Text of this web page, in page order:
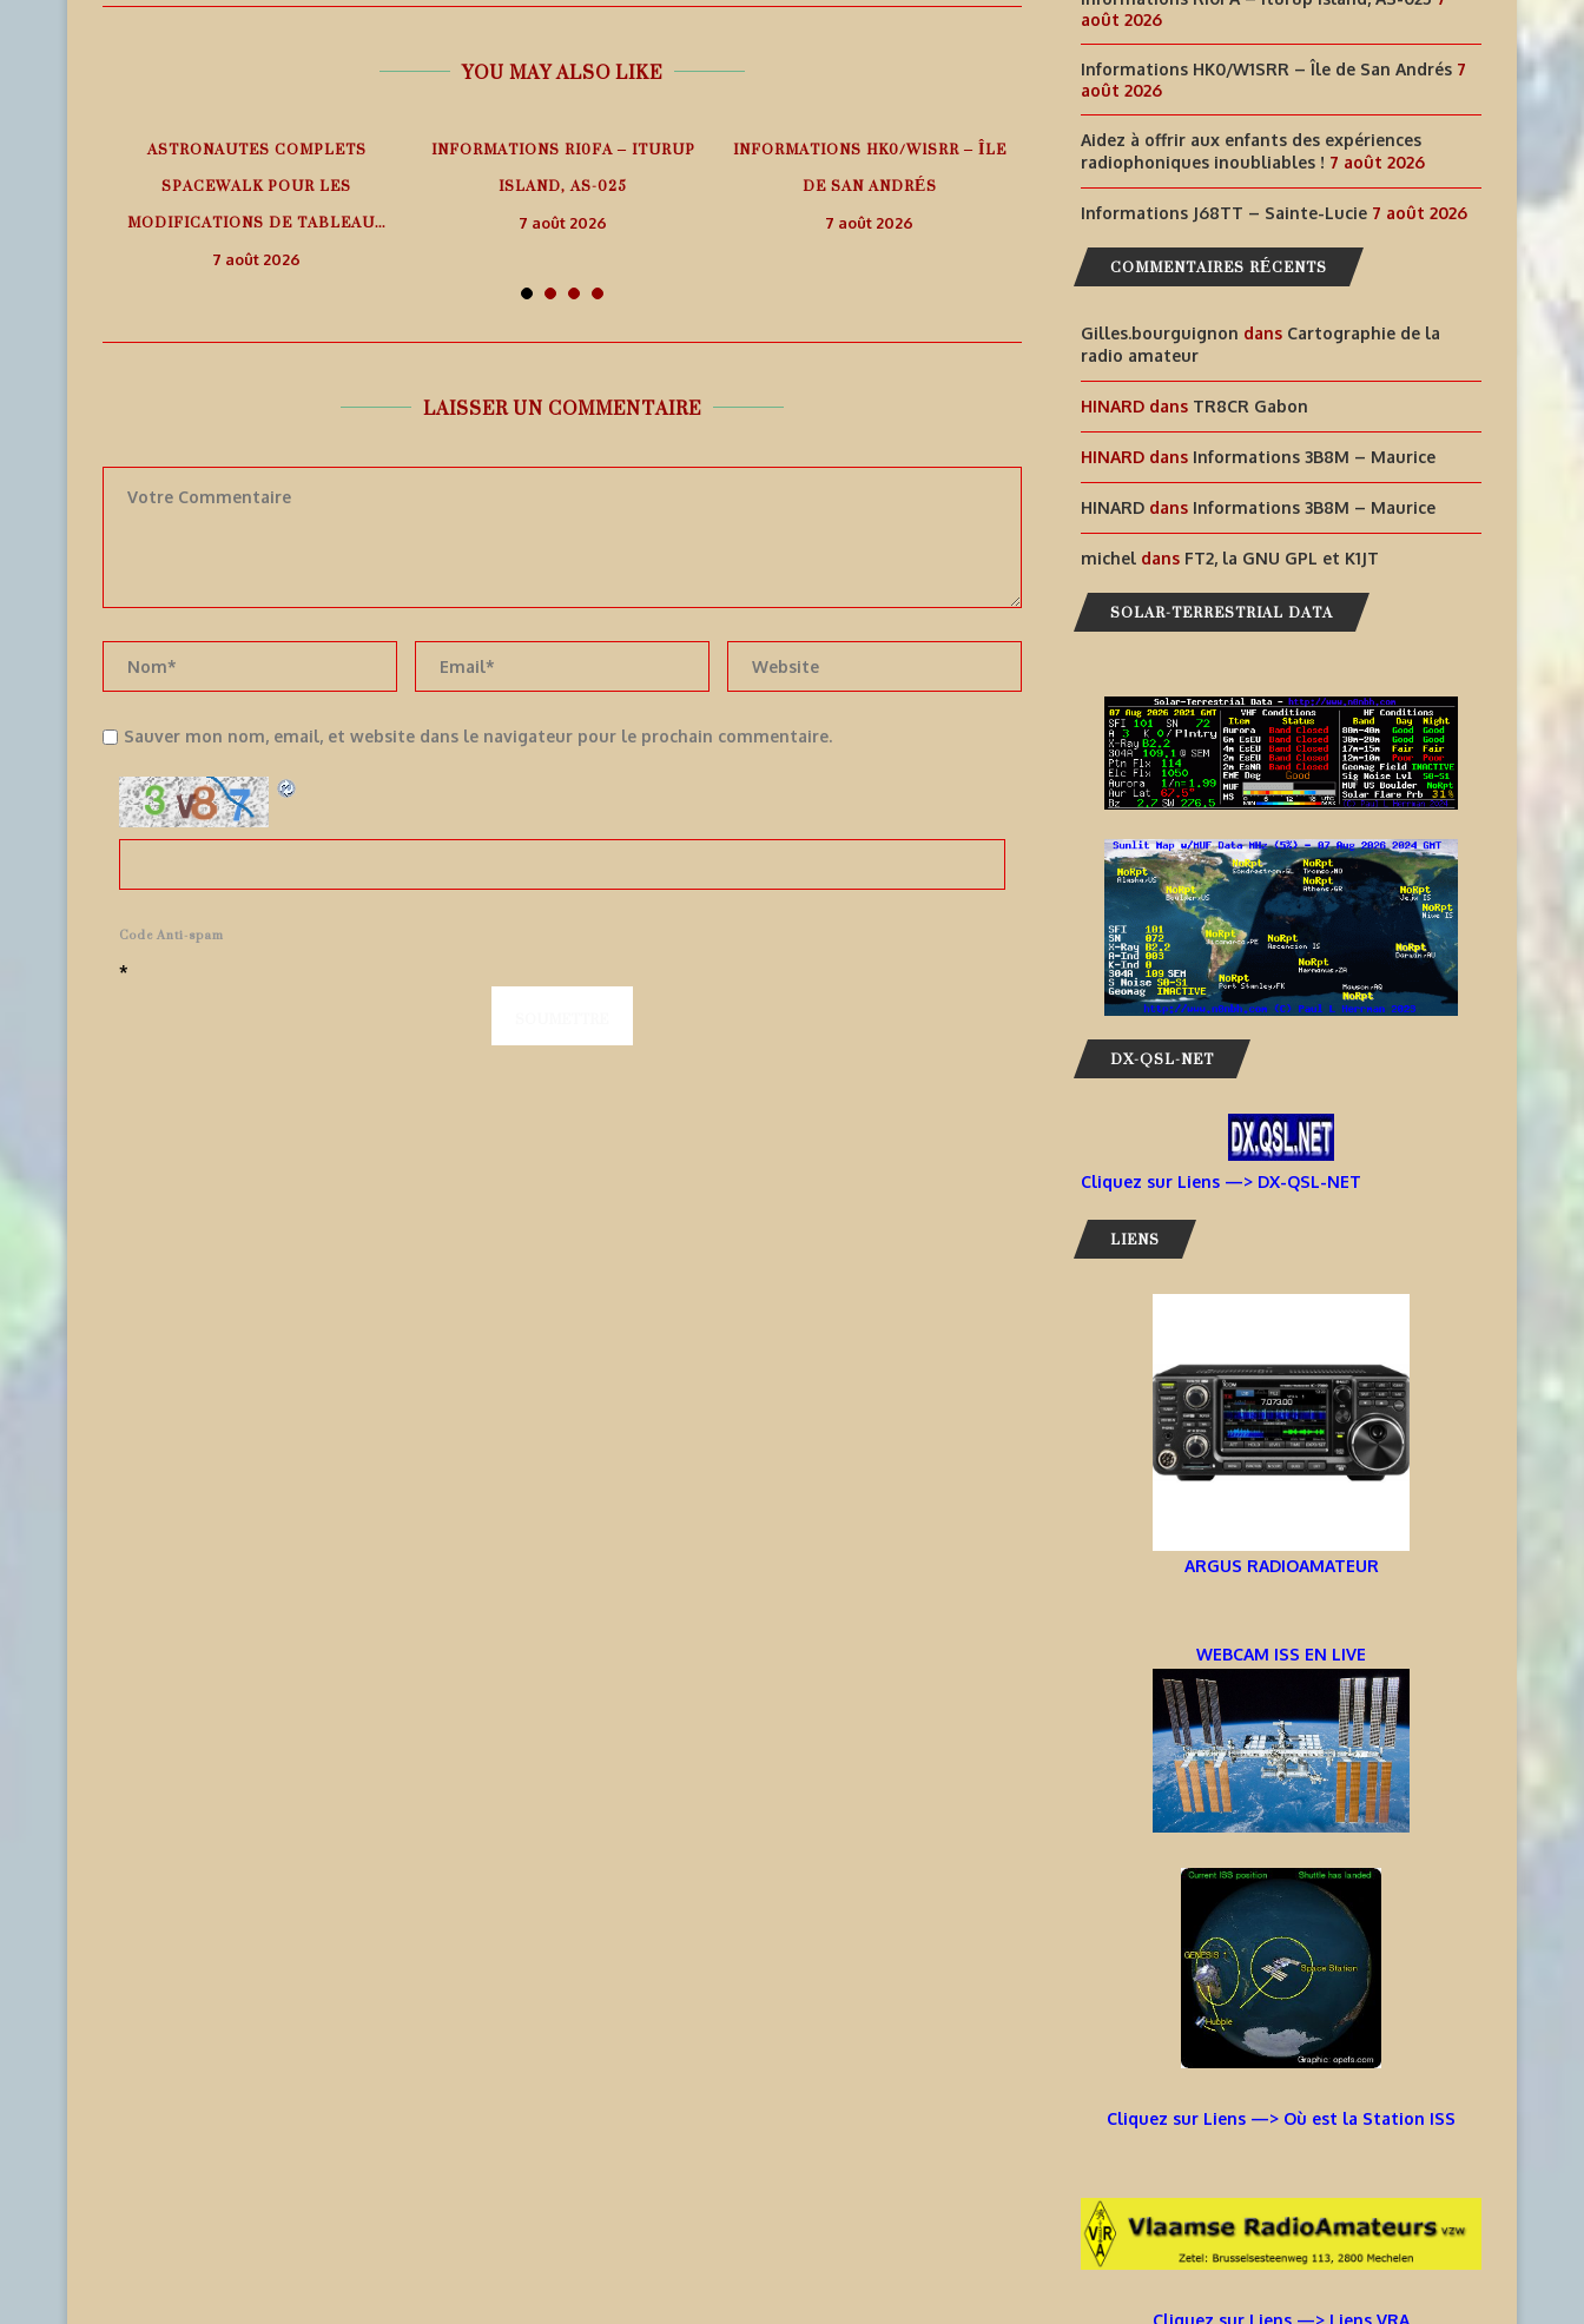
YOU MAY ALSO LIKE
ASTRONAUTES COMPLETS
SPACEWALK POUR LES
MODIFICATIONS DE TABLEAU...
7 août 2026
INFORMATIONS RI0FA – ITURUP
ISLAND, AS-025
7 août 2026
INFORMATIONS HK0/W1SRR – ÎLE
DE SAN ANDRÉS
7 août 2026
AIDEZ À OFFRIR AUX ENFANTS
DES EXPÉRIENCES
RADIOPHONIQUES...
7 août 2026
INFORMATIONS J68TT –
LUCIE
7 août 2026
LAISSER UN COMMENTAIRE
Sauver mon nom, email, et website dans le navigateur pour le prochain commentaire.
Code Anti-spam
*
août 2026
Informations HK0/W1SRR – Île de San Andrés 7
août 2026
Aidez à offrir aux enfants des expériences
radiophoniques inoubliables ! 7 août 2026
Informations J68TT – Sainte-Lucie 7 août 2026
COMMENTAIRES RÉCENTS
Gilles.bourguignon dans Cartographie de la
radio amateur
HINARD dans TR8CR Gabon
HINARD dans Informations 3B8M – Maurice
HINARD dans Informations 3B8M – Maurice
michel dans FT2, la GNU GPL et K1JT
SOLAR-TERRESTRIAL DATA
DX-QSL-NET
Cliquez sur Liens —> DX-QSL-NET
LIENS
ARGUS RADIOAMATEUR
WEBCAM ISS EN LIVE
Cliquez sur Liens —> Où est la Station ISS